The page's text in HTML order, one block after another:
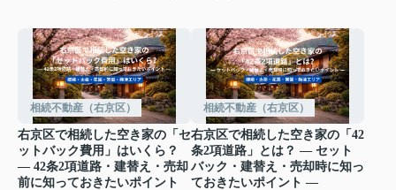
相続不動産（右京区）
右京区で相続した空き家の「セ
ットバック費用」はいくら？
― 42条2項道路・建替え・売却
前に知っておきたいポイント
相続不動産（右京区）
右京区で相続した空き家の「42
条2項道路」とは？ ― セット
バック・建替え・売却時に知っ
ておきたいポイント ―